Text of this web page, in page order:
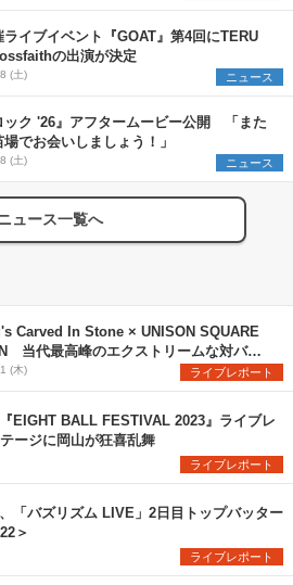
ライブイベント『GOAT』第4回にTERU
の出演が決定
(土) ニュース
ック '26』アフタームービー公開 「また
でお会いしましょう！」
(土) ニュース
ュース一覧へ
Carved In Stone × UNISON SQUARE
当代最高峰のエクストリームな対バン
(木) ライブレポート
EIGHT BALL FESTIVAL 2023』ライブレ
ージに岡山が狂喜乱舞
ライブレポート
「バズリズム LIVE」2日目トップバッター
＞
ライブレポート